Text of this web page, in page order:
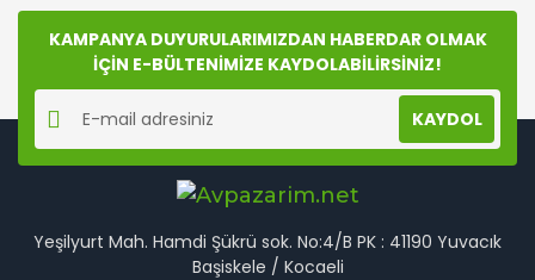
Yorum Yaz
formunu kullanarak tarafımıza iletebilirsiniz.
Görüş ve önerileriniz için teşekkür ederiz.
Ürün resmi kalitesiz, bozuk veya görüntülenemiyor.
Ürün açıklamasında eksik bilgiler bulunuyor.
Ürün bilgilerinde hatalar bulunuyor.
Ürün fiyatı diğer sitelerden daha pahalı.
Bu ürüne benzer farklı alternatifler olmalı.
KAMPANYA DUYURULARIMIZDAN HABERDAR OLMAK
İÇİN E-BÜLTENİMİZE KAYDOLABİLİRSİNİZ!
KAYDOL
Yeşilyurt Mah. Hamdi Şükrü sok. No:4/B PK : 41190 Yuvacık
Başiskele / Kocaeli